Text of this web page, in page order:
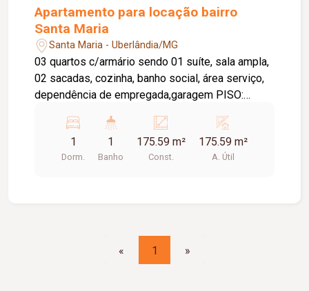
Apartamento para locação bairro
Santa Maria
Santa Maria - Uberlândia/MG
03 quartos c/armário sendo 01 suíte, sala ampla,
02 sacadas, cozinha, banho social, área serviço,
dependência de empregada,garagem PISO:
REPUBLICA,PENSIONATOS OU SIMILARES.
CONDOMÍNIO APROX. 295,00 Tem taxa de
mudança
1
Dorm.
1
Banho
175.59 m²
Const.
175.59 m²
A. Útil
« 1 »